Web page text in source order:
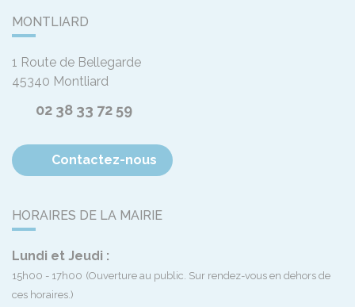
MONTLIARD
1 Route de Bellegarde
45340 Montliard
02 38 33 72 59
Contactez-nous
HORAIRES DE LA MAIRIE
Lundi et Jeudi :
15h00 - 17h00 (Ouverture au public. Sur rendez-vous en dehors de
ces horaires.)